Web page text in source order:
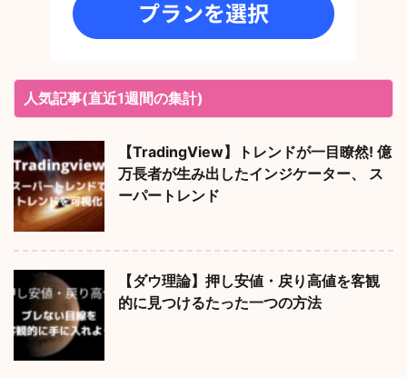
人気記事(直近1週間の集計)
【TradingView】トレンドが一目瞭然! 億
万長者が生み出したインジケーター、 ス
ーパートレンド
【ダウ理論】押し安値・戻り高値を客観
的に見つけるたった一つの方法